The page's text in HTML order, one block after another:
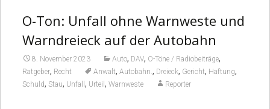
O-Ton: Unfall ohne Warnweste und
Warndreieck auf der Autobahn
8. November 2023 Auto, DAV, O-Töne / Radiobeiträge,
Ratgeber, Recht Anwalt, Autobahn., Dreieck, Gericht, Haftung,
Schuld, Stau, Unfall , Urteil , Warnweste Reporter